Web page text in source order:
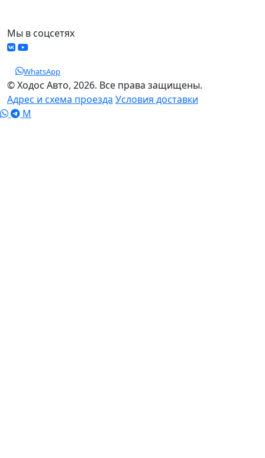
Мы в соцсетях
WhatsApp
© Ходос Авто, 2026. Все права защищены.
Адрес и схема проезда Условия доставки
M